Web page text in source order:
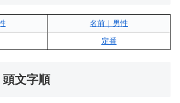
名前｜男性
定番
文字順